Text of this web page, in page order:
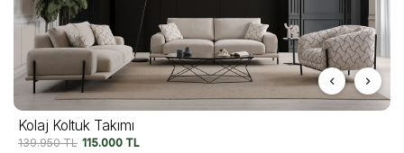
Kolaj Koltuk Takımı
139.950TL 115.000 TL